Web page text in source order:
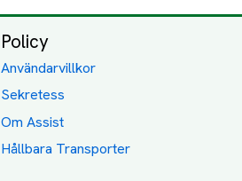
Policy
Användarvillkor
Sekretess
Om Assist
Hållbara Transporter